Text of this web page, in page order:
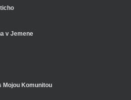
v Jemene
Mojou Komunitou